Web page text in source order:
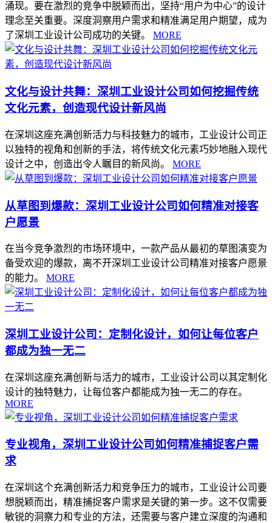
涌现。要在激烈的竞争中脱颖而出，坚持“用户为中心”的设计
理念至关重要。深度洞察用户需求和精准满足用户期望，成为
了深圳工业设计公司成功的关键。
MORE
文化与设计共舞：深圳工业设计公司如何挖掘传统
文化元素，创造现代设计新风尚
在深圳这座充满创新活力与科技魅力的城市，工业设计公司正
以独特的视角和创新的手法，将传统文化元素巧妙地融入现代
设计之中，创造出令人瞩目的新风尚。
MORE
从草图到爆款：深圳工业设计公司如何精准对接客
户愿景
在当今竞争激烈的市场环境中，一款产品从最初的草图演变为
备受欢迎的爆款，离不开深圳工业设计公司精准对接客户愿景
的能力。
MORE
深圳工业设计公司：定制化设计，如何让每位客户
都成为独一无二
在深圳这座充满创新与活力的城市，工业设计公司以其定制化
设计的独特魅力，让每位客户都能成为独一无二的存在。
MORE
专业视角，深圳工业设计公司如何精准捕捉客户需
求
在深圳这个充满创新活力和竞争压力的城市，工业设计公司要
想脱颖而出，精准捕捉客户需求是关键的第一步。这不仅需要
敏锐的洞察力和专业的方法，还需要与客户建立深度的沟通和